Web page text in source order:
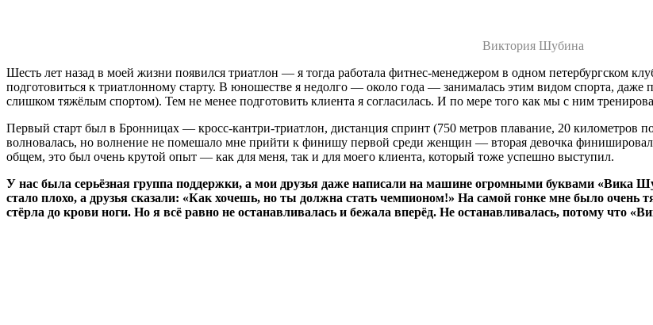
Виктория Шубина
Шесть лет назад в моей жизни появился триатлон — я тогда работала фитнес-менеджером в одном петербургском
подготовиться к триатлонному старту. В юношестве я недолго — около года — занималась этим видом спорта, даже
слишком тяжёлым спортом). Тем не менее подготовить клиента я согласилась. И по мере того как мы с ним
Первый старт был в Бронницах — кросс-кантри-триатлон, дистанция спринт (750 метров плавание, 20 километров
волновалась, но волнение не помешало мне прийти к финишу первой среди женщин — вторая девочка
общем, это был очень крутой опыт — как для меня, так и для моего клиента, который тоже успешно выступил.
У нас была серьёзная группа поддержки, а мои друзья даже написали на машине огромными буквами «Вика
стало плохо, а друзья сказали: «Как хочешь, но ты должна стать чемпионом!» На самой гонке мне было очень
стёрла до крови ноги. Но я всё равно не останавливалась и бежала вперёд. Не останавливалась, потому что